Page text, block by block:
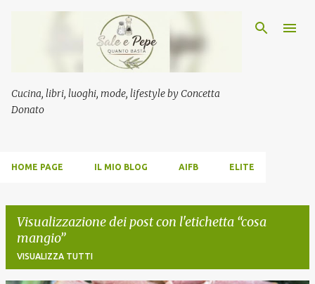
Passa ai contenuti principali
Cucina, libri, luoghi, mode, lifestyle by Concetta
Donato
HOME PAGE IL MIO BLOG AIFB ELITE
Visualizzazione dei post con l'etichetta cosa
mangio
VISUALIZZA TUTTI